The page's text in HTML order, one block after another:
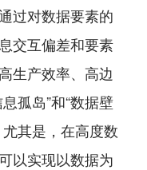
过对数据要素的
交互偏差和要素
生产效率、高边
孤岛”和“数据壁
其是，在高度数
以实现以数据为